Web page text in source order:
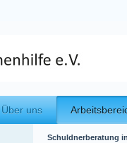
Über uns
Schuldnerberatung